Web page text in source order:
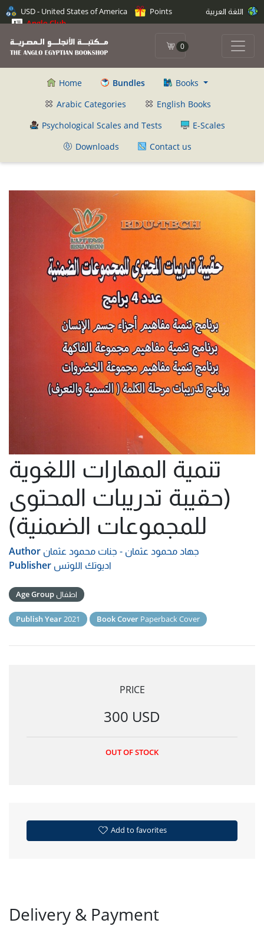
USD - United States of America
Points
Anglo Club
0
Home Bundles
Books
Arabic Categories
English Books
Psychological Scales and Tests
E-Scales
Downloads
Contact us
تنمية المهارات اللغوية
(حقيبة تدريبات المحتوى
للمجموعات الضمنية)
Author جهاد محمود عثمان - جنات محمود عثمان
Publisher اديوتك اللوتس
Age Group اطفال
Publish Year2021 Book Cover Paperback Cover
PRICE
300 USD
OUT OF STOCK
Add to favorites
Delivery & Payment